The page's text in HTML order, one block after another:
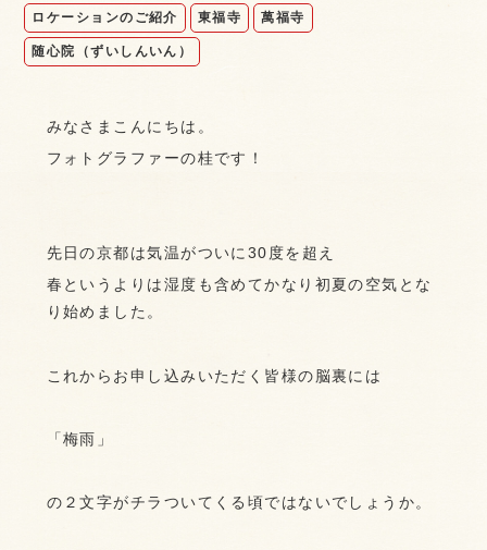
ロケーションのご紹介 東福寺 萬福寺
随心院（ずいしんいん）
みなさまこんにちは。
フォトグラファーの桂です！
先日の京都は気温がついに30度を超え
春というよりは湿度も含めてかなり初夏の空気とな
り始めました。
これからお申し込みいただく皆様の脳裏には
「梅雨」
の２文字がチラついてくる頃ではないでしょうか。